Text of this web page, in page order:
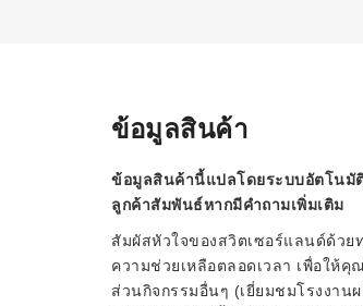
ข้อมูลสินค้า
ข้อมูลสินค้านี้แปลโดยระบบอัตโนมั
ลูกค้าสัมพันธ์หากมีคำถามเพิ่มเติม
สัมผัสหัวใจของสวิตเซอร์แลนด์ด้วย
ความช่วยเหลือตลอดเวลา เพื่อให้
ส่วนกิจกรรมอื่นๆ (เยี่ยมชมโรงงา